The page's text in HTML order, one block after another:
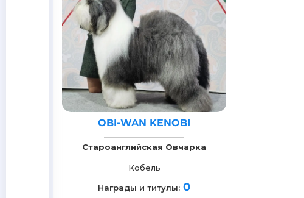
OBI-WAN KENOBI
Староанглийская Овчарка
Кобель
Награды и титулы: 0